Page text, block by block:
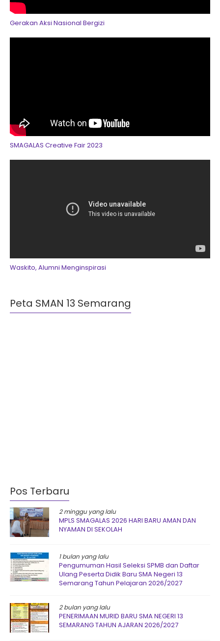
Gerakan Aksi Nasional Bergizi
SMAGALAS Creative Fair 2023
Waskito, Alumni Menginspirasi
Peta SMAN 13 Semarang
Pos Terbaru
2 minggu yang lalu
MPLS SMAGALAS 2026 HARI BARU AMAN DAN
NYAMAN DI SEKOLAH
1 bulan yang lalu
Pengumuman Hasil Seleksi SPMB dan Daftar
Ulang Peserta Didik Baru SMA Negeri 13
Semarang Tahun Pelajaran 2026/2027
2 bulan yang lalu
PENERIMAAN MURID BARU SMA NEGERI 13
SEMARANG TAHUN AJARAN 2026/2027